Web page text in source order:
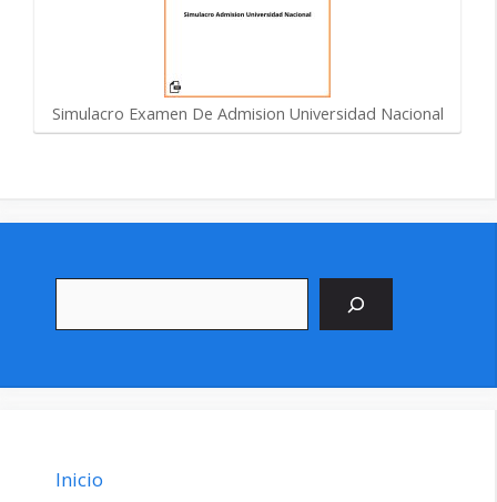
Simulacro Examen De Admision Universidad Nacional
Inicio